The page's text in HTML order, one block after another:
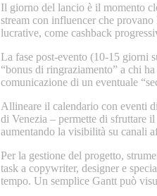
Il giorno del lancio è il momento
stream con influencer che
lucrative, come cashback
La fase post‑evento (10‑15 giorni
“bonus di ringraziamento” a chi
comunicazione di un eventuale
Allineare il calendario con eventi
di Venezia – permette di sfruttare
aumentando la visibilità su canali
Per la gestione del progetto,
task a copywriter, designer e
tempo. Un semplice Gantt può